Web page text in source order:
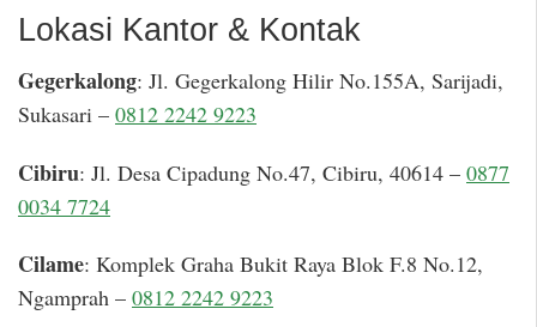
Lokasi Kantor & Kontak
Gegerkalong: Jl. Gegerkalong Hilir No.155A, Sarijadi,
Sukasari – 0812 2242 9223
Cibiru: Jl. Desa Cipadung No.47, Cibiru, 40614 – 0877
0034 7724
Cilame: Komplek Graha Bukit Raya Blok F.8 No.12,
Ngamprah – 0812 2242 9223